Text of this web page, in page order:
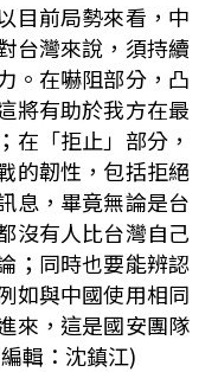
目前局勢來看，中
台灣來說，須持續
。在嚇阻部分，凸
將有助於我方在最
在「拒止」部分，
的韌性，包括拒絕
息，畢竟無論是台
沒有人比台灣自己
；同時也要能辨認
如與中國使用相同
來，這是國安團隊
輯：沈鎮江)